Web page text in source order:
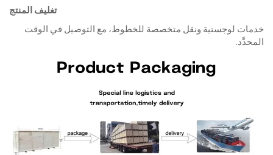
تغليف المنتج
خدمات لوجستية ونقل متخصصة للخطوط، مع التوصيل في الوقت
المحدَّد.